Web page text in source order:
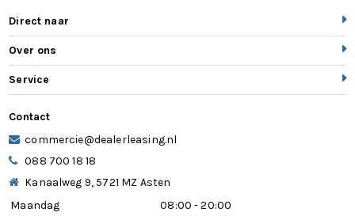
Sportieve wielophanging: 10mm verlaagd
Sportstoelen voor
stuurbekrachtiging snelheidsafhankelijk
stuur verstelbaar
stuurwiel multifunctioneel
Direct naar
Over ons
Service
Contact
commercie@dealerleasing.nl
088 700 18 18
Kanaalweg 9, 5721 MZ Asten
Maandag
08:00 - 20:00